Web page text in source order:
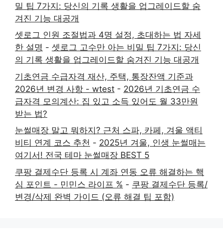
밀 팁 7가지: 당신의 기록 생활을 업그레이드할 숨
겨진 기능 대공개
셋로그 인원 조절법과 4명 설정, 초대하는 법 자세
한 설명 - 셋로그 고수만 아는 비밀 팁 7가지: 당신
의 기록 생활을 업그레이드할 숨겨진 기능 대공개
기초연금 수급자격 재산, 주택, 통장잔액 기준과
2026년 변경 사항 - wtest - 2026년 기초연금 수
급자격 모의계산: 집 있고 소득 있어도 월 33만원
받는 법?
눈썰매장 말고 뭐하지? 근처 스파, 카페, 겨울 액티
비티 연계 코스 추천 - 2025년 겨울, 인생 눈썰매는
여기서! 전국 테마 눈썰매장 BEST 5
쿠팡 결제수단 등록 시 계좌 연동 오류 해결하는 핵
심 포인트 - 민민스 라이프 % - 쿠팡 결제수단 등록/
변경/삭제 완벽 가이드 (오류 해결 팁 포함)